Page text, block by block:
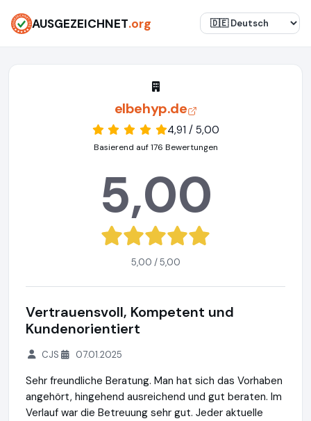
AUSGEZEICHNET.org
elbehyp.de
4,91 / 5,00
Basierend auf 176 Bewertungen
5,00
5,00 / 5,00
Vertrauensvoll, Kompetent und
Kundenorientiert
CJS 07.01.2025
Sehr freundliche Beratung. Man hat sich das Vorhaben
angehört, hingehend ausreichend und gut beraten. Im
Verlauf war die Betreuung sehr gut. Jeder aktuelle